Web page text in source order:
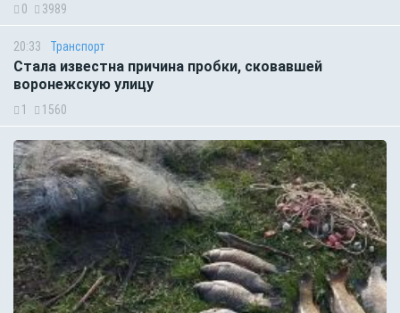
0 3989
20:33 Транспорт
Стала известна причина пробки, сковавшей
воронежскую улицу
1 1560